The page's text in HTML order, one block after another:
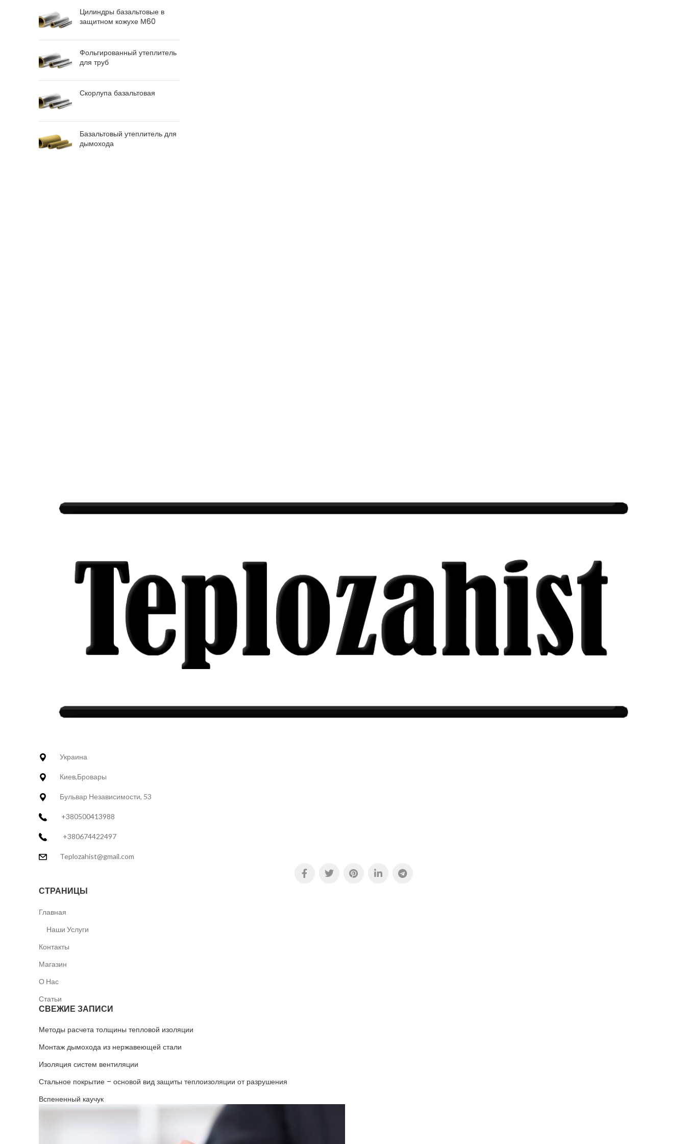
Цилиндры базальтовые в
защитном кожухе М60
Фольгированный утеплитель
для труб
Скорлупа базальтовая
Базальтовый утеплитель для
дымохода
Украина
Киев,Бровары
Бульвар Независимости, 53
+380500413988
+380674422497
Teplozahist@gmail.com
СТРАНИЦЫ
Главная
Наши Услуги
Контакты
Магазин
О Нас
Статьи
СВЕЖИЕ ЗАПИСИ
Методы расчета толщины тепловой изоляции
Монтаж дымохода из нержавеющей стали
Изоляция систем вентиляции
Стальное покрытие – основой вид защиты теплоизоляции от разрушения
Вспененный каучук